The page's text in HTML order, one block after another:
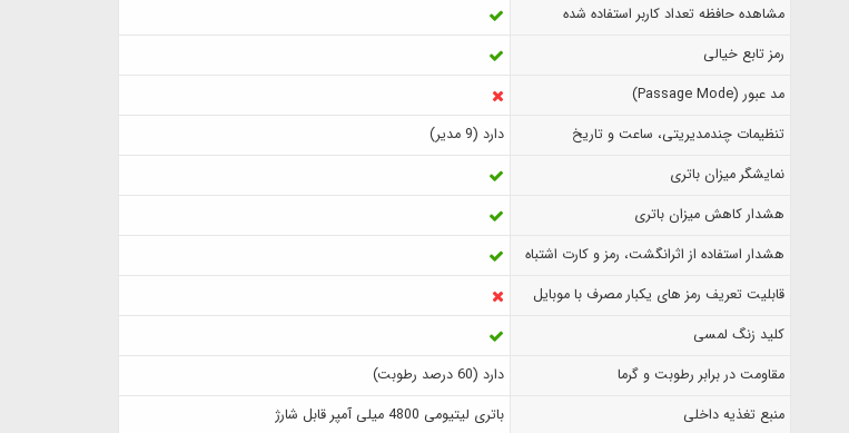
مشاهده حافظه تعداد کاربر استفاده شده
رمز تابع خیالی
مد عبور (Passage Mode)
تنظیمات چندمدیریتی، ساعت و تاریخ
دارد (9 مدیر)
نمایشگر میزان باتری
هشدار کاهش میزان باتری
هشدار استفاده از اثرانگشت، رمز و کارت اشتباه
قابلیت تعریف رمز های یکبار مصرف با موبایل
کلید زنگ لمسی
مقاومت در برابر رطوبت و گرما
دارد (60 درصد رطوبت)
منبع تغذیه داخلی
باتری لیتیومی 4800 میلی آمپر قابل شارژ